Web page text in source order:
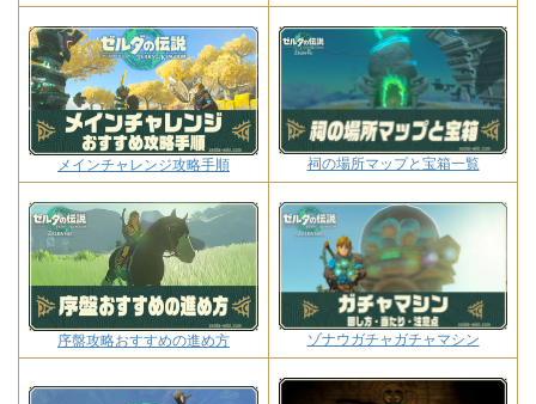
メインチャレンジ攻略手順 祠の場所マップと宝箱一覧
序盤攻略おすすめの進め方 ゾナウガチャガチャマシン